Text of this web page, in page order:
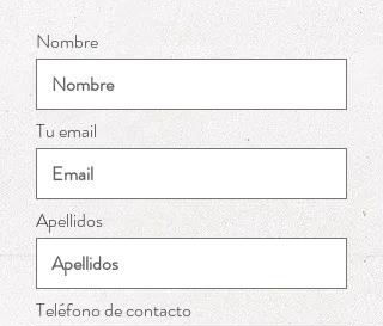
Nombre
Tu email
Apellidos
Teléfono de contacto